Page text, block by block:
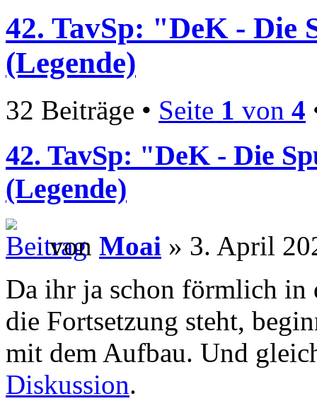
42. TavSp: "DeK - Die
(Legende)
32 Beiträge • Seite 1 von 4
42. TavSp: "DeK - Die
(Legende)
von Moai » 3. April
Da ihr ja schon förmlich in
die Fortsetzung steht,
mit dem Aufbau. Und
Diskussion.